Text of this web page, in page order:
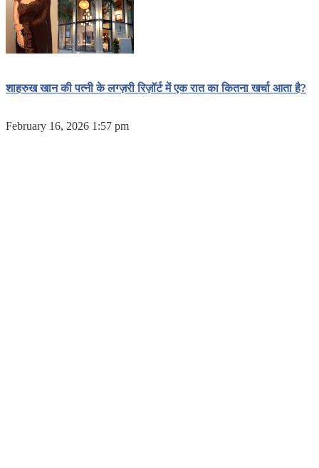
शाहरुख खान की पत्नी के लग्ज़री रिज़ॉर्ट में एक रात का कितना खर्चा आता है?
February 16, 2026 1:57 pm